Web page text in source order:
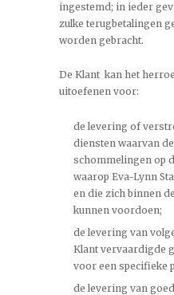
ingestemd; in ieder
zulke terugbetalingen
worden gebracht.
De Klant kan het
uitoefenen voor:
de levering of
diensten waarvan
schommelingen op
waarop Eva-Lynn
en die zich binnen
kunnen voordoen;
de levering van
Klant vervaardigde
voor een specifieke
de levering van